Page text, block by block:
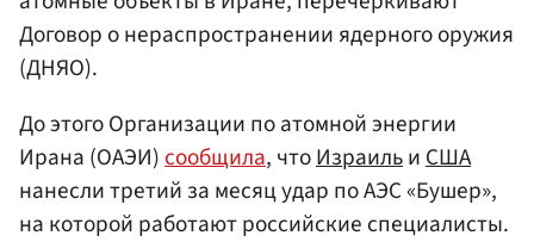
Договор о нераспространении ядерного оружия
(ДНЯО).
До этого Организации по атомной энергии
Ирана (ОАЭИ)сообщила, чтоИзраильиСША
нанесли третий за месяц удар по АЭС «Бушер»,
на которой работают российские специалисты.